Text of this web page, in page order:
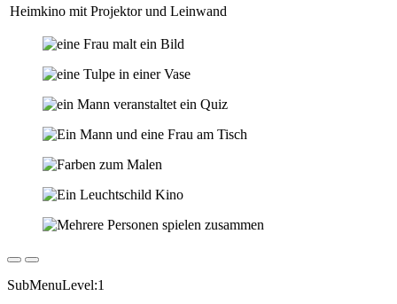
Heimkino mit Projektor und Leinwand
SubMenuLevel:1